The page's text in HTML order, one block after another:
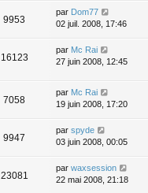
9953
par Dom77
02 juil. 2008, 17:46
16123
par Mc Rai
27 juin 2008, 12:45
7058
par Mc Rai
19 juin 2008, 17:20
9947
par spyde
03 juin 2008, 00:05
23081
par waxsession
22 mai 2008, 21:18